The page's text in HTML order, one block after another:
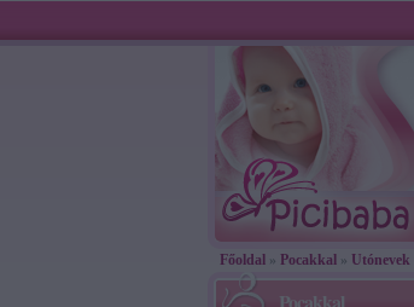
Főoldal » Pocakkal » Utónevek